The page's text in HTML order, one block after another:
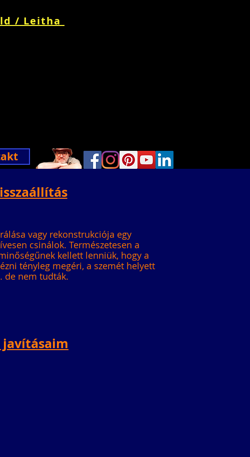
/ Leitha
vagy rekonstrukciója egy
csinálok. Természetesen a
kellett lenniük, hogy a
tényleg megéri, a szemét helyett
de nem tudták.